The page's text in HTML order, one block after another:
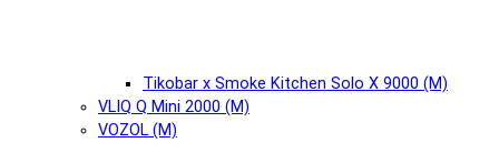
Tikobar x Smoke Kitchen Solo X 9000 (М)
VLIQ Q Mini 2000 (М)
VOZOL (М)